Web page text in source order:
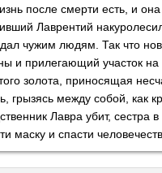
после смерти есть, и
Лаврентий
чужим людям. Так что
и прилегающий участок на
золота, приносящая
грызясь между собой, как
Лавра убит,
маску и спасти